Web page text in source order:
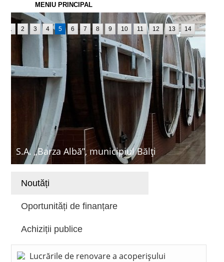
MENIU PRINCIPAL
S.A. „Barza Albă”, municipiul Bălți
1 2 3 4 5 6 7 8 9 10 11 12 13 14
Noutăți
Oportunități de finanțare
Achiziții publice
Lucrările de renovare a acoperișului